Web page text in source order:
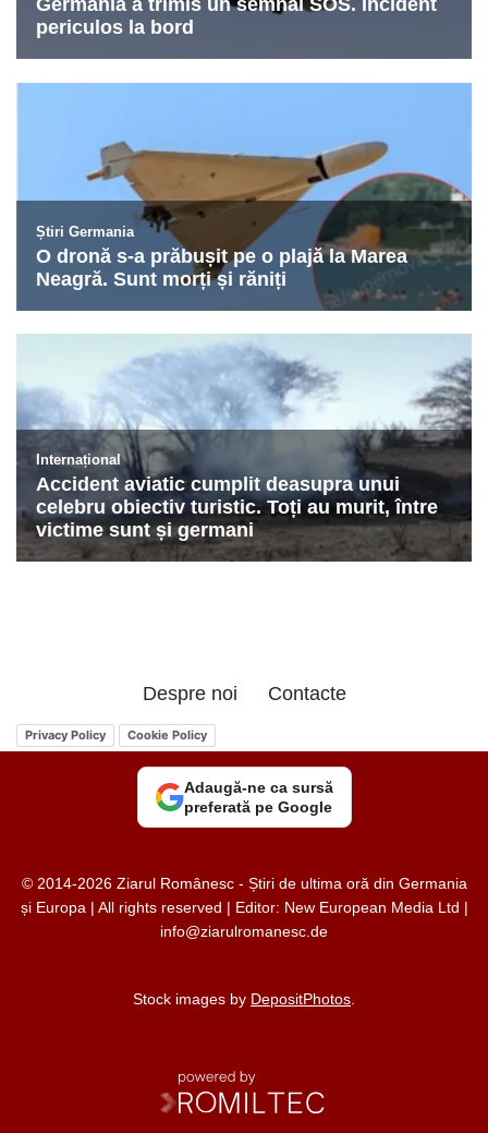
Despre noi Contacte
Privacy Policy Cookie Policy
Adaugă-ne ca sursă
preferată pe Google
© 2014-2026 Ziarul Românesc - Știri de ultima oră din Germania
și Europa | All rights reserved | Editor: New European Media Ltd |
info@ziarulromanesc.de
Stock images by DepositPhotos